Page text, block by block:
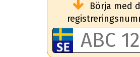
Börja med